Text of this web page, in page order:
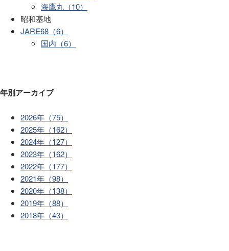
海鷹丸（10）
昭和基地
JARE68（6）
国内（6）
年別アーカイブ
2026年（75）
2025年（162）
2024年（127）
2023年（162）
2022年（177）
2021年（98）
2020年（138）
2019年（88）
2018年（43）